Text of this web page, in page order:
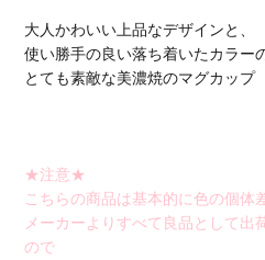
大人かわいい上品なデザインと、
使い勝手の良い落ち着いたカラー
とても素敵な美濃焼のマグカップ
★注意★
こちらの商品は基本的に色の個体
メーカーよりすべて良品として出
ので